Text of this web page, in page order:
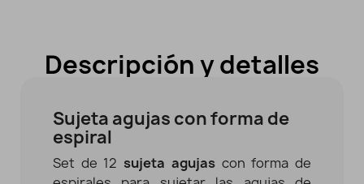
Descripción y detalles
Sujeta agujas con forma de
espiral
Set de 12sujeta agujascon forma de